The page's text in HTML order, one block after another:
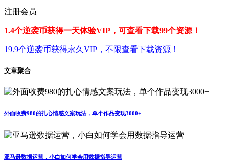
注册会员
1.4个逆袭币获得一天体验VIP，可查看下载99个资源！
19.9个逆袭币获得永久VIP，不限查看下载资源！
文章聚合
外面收费980的扎心情感文案玩法，单个作品变现3000+
亚马逊数据运营，小白如何学会用数据指导运营